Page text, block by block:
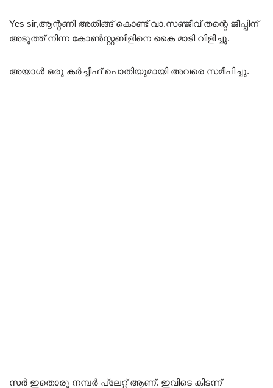
Yes sir,ആന്റണി അതിങ്ങ് കൊണ്ട് വാ.സഞ്ജീവ് തന്റെ ജീപ്പിന്
അടുത്ത് നിന്ന കോൺസ്റ്റബിളിനെ കൈ മാടി വിളിച്ചു.
അയാൾ ഒരു കർച്ചീഫ് പൊതിയുമായി അവരെ സമീപിച്ചു.
സർ ഇതൊരു നമ്പർ പ്ലേറ്റ് ആണ്. ഇവിടെ കിടന്ന്